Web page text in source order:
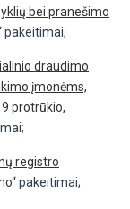
bei pranešimo
pakeitimai;
draudimo
įmonėms,
protrūkio,
registro
pakeitimai;